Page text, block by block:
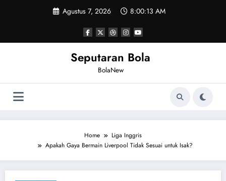
Agustus 7, 2026 8:00:14 AM
Seputaran Bola
BolaNew
Home
Liga Inggris
Apakah Gaya Bermain Liverpool Tidak Sesuai untuk Isak?